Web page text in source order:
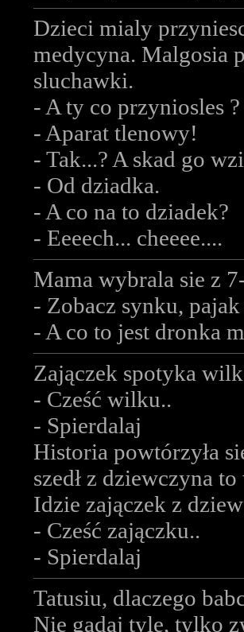
Dzieci mialy
medycyna. Malgosia
sluchawki.
- A ty co przyniosles
- Aparat tlenowy!
- Tak...? A skad go
- Od dziadka.
- A co na to dziadek?
- Eeeech... cheeee....
Mama wybrala sie z
- Zobacz synku,
- A co to jest dronka
Zajączek spotyka
- Cześć wilku..
- Spierdalaj
Historia powtórzyła
szedł z dziewczyna
Idzie zajączek z
- Cześć zajączku..
- Spierdalaj
Tatusiu, dlaczego
Nie gadaj tyle, tylko